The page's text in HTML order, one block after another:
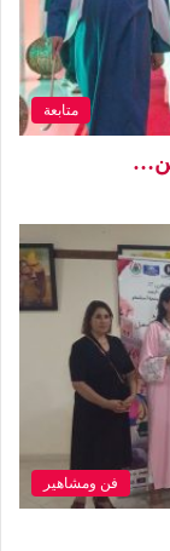
متابعة
فن ومشاهير